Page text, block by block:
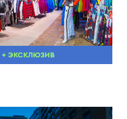
+ ЭКСКЛЮЗИВ